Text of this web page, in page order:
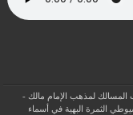
المسالك لمذهب الإمام مالك -
الثمرة البهية في أسماء